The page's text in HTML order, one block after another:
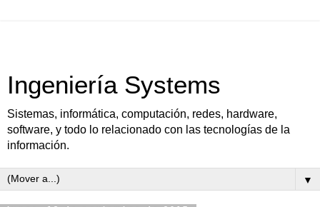
Ingeniería Systems
Sistemas, informática, computación, redes, hardware,
software, y todo lo relacionado con las tecnologías de la
información.
▼